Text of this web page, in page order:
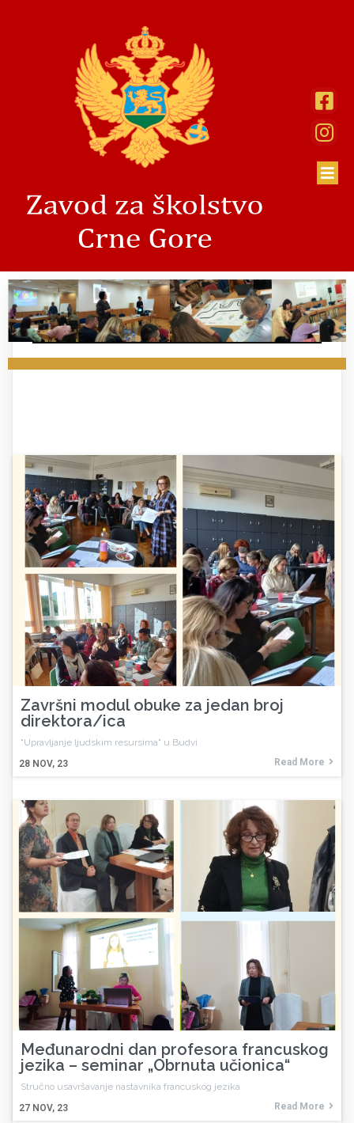
Završni modul obuke za jedan broj
direktora/ica
28 NOV, 23
"Upravljanje ljudskim resursima" u Budvi
Read More
Međunarodni dan profesora francuskog
jezika – seminar „Obrnuta učionica“
27 NOV, 23
Stručno usavršavanje nastavnika francuskog jezika
Read More